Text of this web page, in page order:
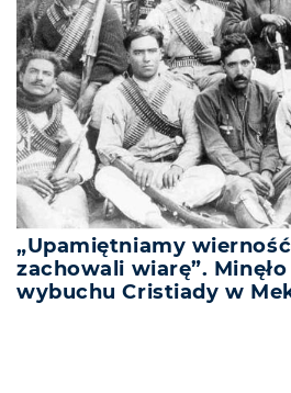
„Upamiętniamy
zachowali wiarę”. Minęło
wybuchu Cristiady w